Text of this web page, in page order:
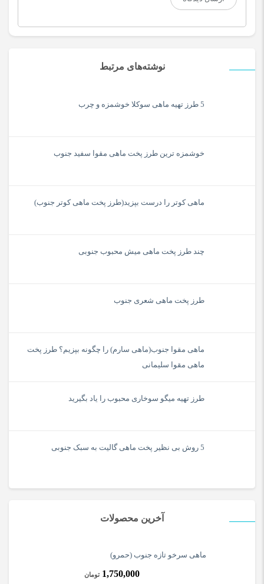
نوشته‌های مرتبط
5 طرز تهیه ماهی سوکلا خوشمزه و چرب
خوشمزه ترین طرز پخت ماهی مقوا سفید جنوب
ماهی کوتر را درست بپزید(طرز پخت ماهی کوتر جنوب)
چند طرز پخت ماهی میش محبوب جنوبی
طرز پخت ماهی شعری جنوب
ماهی مقوا جنوب(ماهی سارم) را چگونه بپزیم؟ طرز پخت
ماهی مقوا سلیمانی
طرز تهیه میگو سوخاری محبوب را یاد بگیرید
5 روش بی نظیر پخت ماهی گالیت به سبک جنوبی
آخرین محصولات
ماهی سرخو تازه جنوب (حمرو)
1,750,000 تومان